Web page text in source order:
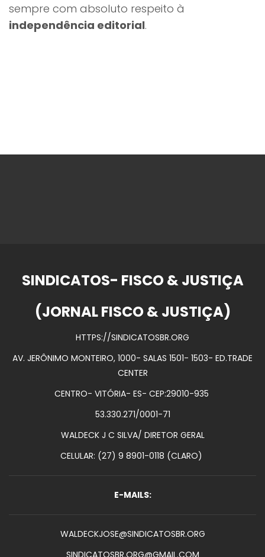
sempre com absoluto respeito à
independência editorial.
SINDICATOS- FISCO & JUSTIÇA
(JORNAL FISCO & JUSTIÇA)
HTTPS://SINDICATOSBR.ORG
AV. JERÔNIMO MONTEIRO, 1000- SALAS 1501- 1503- ED.TRADE
CENTER
CENTRO- VITÓRIA- ES- CEP:29010-935
53.330.271/0001-71
WALDECK J C SILVA/ DIRETOR GERAL
CELULAR: (27) 9 8901-0118 (CLARO)
E-MAILS:
WALDECKJOSE@SINDICATOSBR.ORG
SINDICATOSBR.ORG@GMAIL.COM